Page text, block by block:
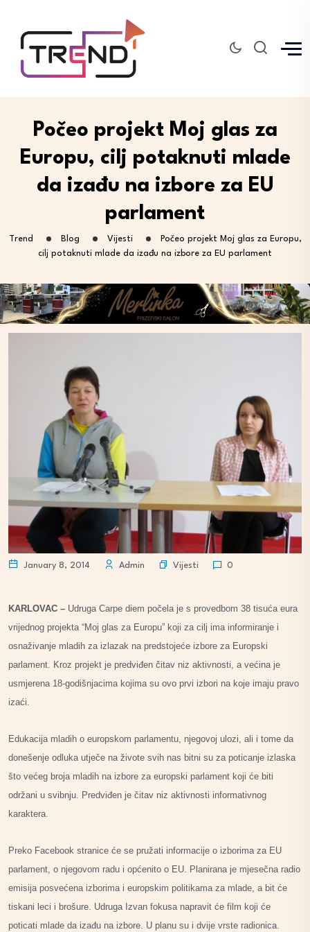
Počeo projekt Moj glas za
Europu, cilj potaknuti mlade
da izađu na izbore za EU
parlament
Trend Blog Vijesti
Počeo projekt Moj glas za Europu,
cilj potaknuti mlade da izađu na izbore za EU parlament
January 8, 2014 Admin Vijesti 0
KARLOVAC – Udruga Carpe diem počela je s provedbom 38 tisuća eura
vrijednog projekta “Moj glas za Europu” koji za cilj ima informiranje i
osnaživanje mladih za izlazak na predstojeće izbore za Europski
parlament. Kroz projekt je predviđen čitav niz aktivnosti, a većina je
usmjerena 18-godišnjacima kojima su ovo prvi izbori na koje imaju pravo
izaći.
Edukacija mladih o europskom parlamentu, njegovoj ulozi, ali i tome da
donešenje odluka utječe na živote svih nas bitni su za poticanje izlaska
što većeg broja mladih na izbore za europski parlament koji će biti
održani u svibnju. Predviđen je čitav niz aktivnosti informativnog
karaktera.
Preko Facebook stranice će se pružati informacije o izborima za EU
parlament, o njegovom radu i općenito o EU. Planirana je mjesečna radio
emisija posvećena izborima i europskim politikama za mlade, a bit će
tiskani leci i brošure. Udruga Izvan fokusa napravit će film koji će
poticati mlade da izađu na izbore. U planu su i dvije vrste radionica.